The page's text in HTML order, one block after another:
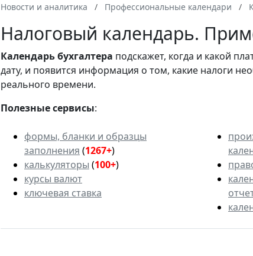
Новости и аналитика Профессиональные календари
Налоговый календарь.
Календарьбухгалтера подскажет, когда и какой
дату, и появится информация о том, какие налоги
реального времени.
Полезные сервисы:
формы, бланки и образцы
заполнения (1267+)
калькуляторы (100+)
курсы валют
ключевая ставка